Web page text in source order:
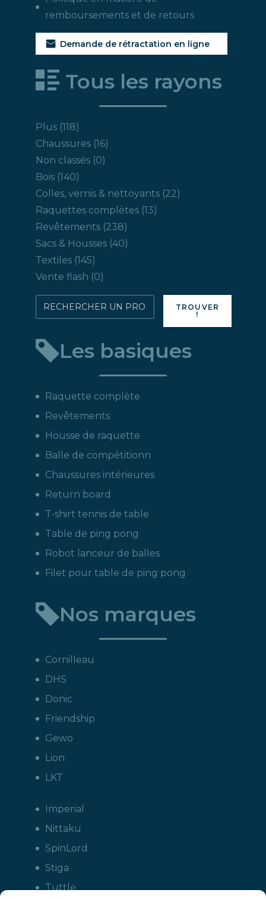
remboursements et de retours
Demande de rétractation en ligne
Tous les rayons
Plus 118118
produits
Chaussures 1616
produits
Non classés 00
Bois 140140
produits
Colles, vernis & nettoyants 2222
Raquettes complètes 1313
Revêtements 238238
produits
Sacs & Housses 4040
Textiles 145145
produits
Vente flash 00
Rechercher
directement
produit
:
TROUVER
!
Les basiques
Raquette complète
Revêtements
Housse de raquette
Balle de compétitionn
Chaussures intérieures
Return board
T-shirt tennis de table
Table de ping pong
Robot lanceur de balles
Filet pour table de ping pong
Nos marques
Cornilleau
DHS
Donic
Friendship
Gewo
Lion
LKT
Imperial
Nittaku
SpinLord
Stiga
Tuttle